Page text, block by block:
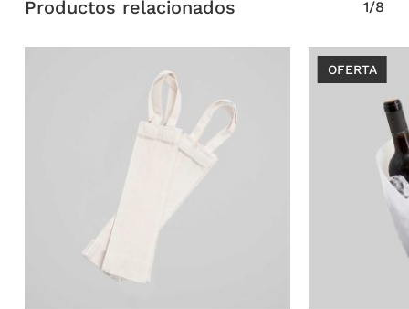
Productos relacionados 1/8
OFERTA